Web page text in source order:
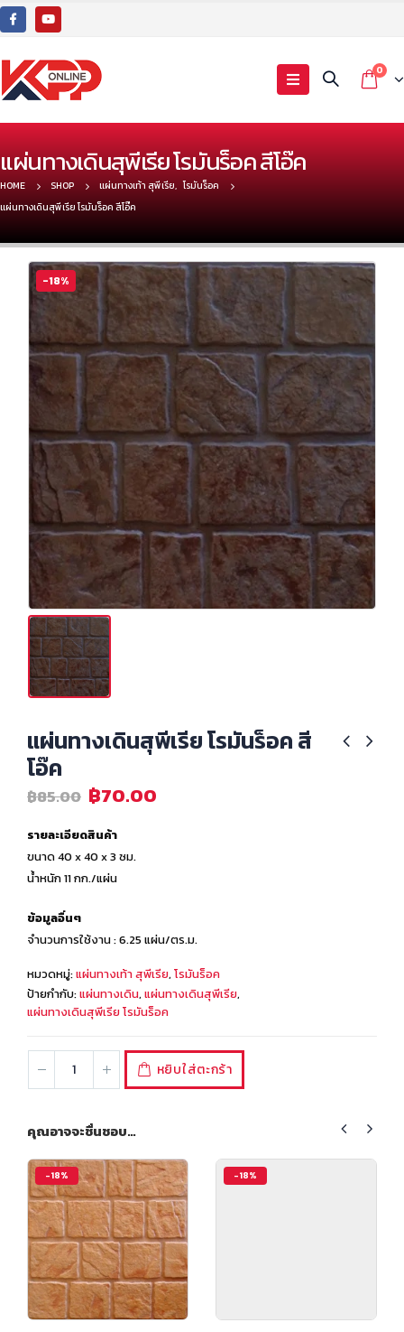
0
แผ่นทางเดินสุพีเรีย โรมันร็อค สีโอ๊ค
HOME SHOP แผ่นทางเท้า สุพีเรีย, โรมันร็อค
แผ่นทางเดินสุพีเรีย โรมันร็อค สีโอ๊ค
-18%
แผ่นทางเดินสุพีเรีย โรมันร็อค สี
โอ๊ค
฿85.00 ฿70.00
รายละเอียดสินค้า
ขนาด 40 x 40 x 3 ซม.
น้ำหนัก 11 กก./แผ่น
ข้อมูลอื่นๆ
จำนวนการใช้งาน : 6.25 แผ่น/ตร.ม.
หมวดหมู่:แผ่นทางเท้า สุพีเรีย, โรมันร็อค
ป้ายกำกับ:แผ่นทางเดิน, แผ่นทางเดินสุพีเรีย,
แผ่นทางเดินสุพีเรีย โรมันร็อค
หยิบใส่ตะกร้า
คุณอาจจะชื่นชอบ…
-18% -18%